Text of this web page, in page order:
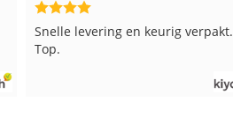
Snelle levering en keurig verpakt.
Top.